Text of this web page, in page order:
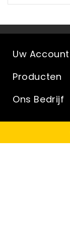
Uw Account
Producten
Ons Bedrijf